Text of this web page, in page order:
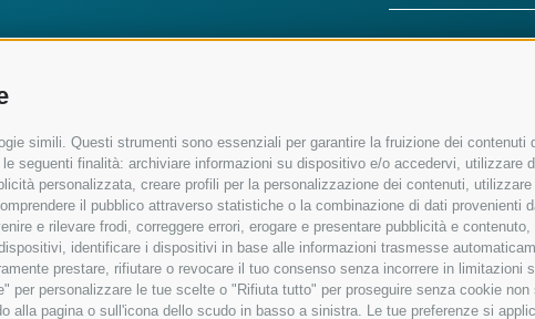
simili. Questi strumenti sono essenziali per garantire la fruizione dei
seguenti finalità: archiviare informazioni su dispositivo e/o accedervi, utilizzare
personalizzata, creare profili per la personalizzazione dei contenuti,
il pubblico attraverso statistiche o la combinazione di dati
e rilevare frodi, correggere errori, erogare e presentare pubblicità e
identificare i dispositivi in base alle informazioni trasmesse
prestare, rifiutare o revocare il tuo consenso senza incorrere in
personalizzare le tue scelte o "Rifiuta tutto" per proseguire senza cookie
alla pagina o sull'icona dello scudo in basso a sinistra. Le tue preferenze si